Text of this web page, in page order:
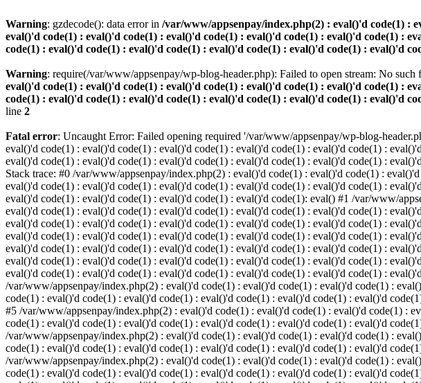
Warning: gzdecode(): data error in /var/www/appsenpay/index.php(2) : eval()'d code(1) :
eval()'d code(1) : eval()'d code(1) : eval()'d code(1) : eval()'d code(1) : eval()'d code(1) :
code(1) : eval()'d code(1) : eval()'d code(1) : eval()'d code(1) : eval()'d code(1) : eval()'d
Warning: require(/var/www/appsenpay/wp-blog-header.php): Failed to open stream: No
eval()'d code(1) : eval()'d code(1) : eval()'d code(1) : eval()'d code(1) : eval()'d code(1) :
code(1) : eval()'d code(1) : eval()'d code(1) : eval()'d code(1) : eval()'d code(1) : eval()'d
line 2
Fatal error: Uncaught Error: Failed opening required '/var/www/appsenpay/wp-blog-
eval()'d code(1) : eval()'d code(1) : eval()'d code(1) : eval()'d code(1) : eval()'d code(1) :
eval()'d code(1) : eval()'d code(1) : eval()'d code(1) : eval()'d code(1) : eval()'d code(1) :
Stack trace: #0 /var/www/appsenpay/index.php(2) : eval()'d code(1) : eval()'d code(1) :
eval()'d code(1) : eval()'d code(1) : eval()'d code(1) : eval()'d code(1) : eval()'d code(1) :
eval()'d code(1) : eval()'d code(1) : eval()'d code(1) : eval()'d code(1): eval() #1 /var/www/
eval()'d code(1) : eval()'d code(1) : eval()'d code(1) : eval()'d code(1) : eval()'d code(1) :
eval()'d code(1) : eval()'d code(1) : eval()'d code(1) : eval()'d code(1) : eval()'d code(1) :
eval()'d code(1) : eval()'d code(1) : eval()'d code(1) : eval()'d code(1) : eval()'d code(1) :
eval()'d code(1) : eval()'d code(1) : eval()'d code(1) : eval()'d code(1) : eval()'d code(1) :
eval()'d code(1) : eval()'d code(1) : eval()'d code(1) : eval()'d code(1) : eval()'d code(1) :
eval()'d code(1) : eval()'d code(1) : eval()'d code(1) : eval()'d code(1) : eval()'d code(1) :
/var/www/appsenpay/index.php(2) : eval()'d code(1) : eval()'d code(1) : eval()'d code(1) :
code(1) : eval()'d code(1) : eval()'d code(1) : eval()'d code(1) : eval()'d code(1) : eval()'d
#5 /var/www/appsenpay/index.php(2) : eval()'d code(1) : eval()'d code(1) : eval()'d code(1) :
code(1) : eval()'d code(1) : eval()'d code(1) : eval()'d code(1) : eval()'d code(1) : eval()'d
/var/www/appsenpay/index.php(2) : eval()'d code(1) : eval()'d code(1) : eval()'d code(1) :
code(1) : eval()'d code(1) : eval()'d code(1) : eval()'d code(1) : eval()'d code(1) : eval()'d
/var/www/appsenpay/index.php(2) : eval()'d code(1) : eval()'d code(1) : eval()'d code(1) :
code(1) : eval()'d code(1) : eval()'d code(1) : eval()'d code(1) : eval()'d code(1) : eval()'d